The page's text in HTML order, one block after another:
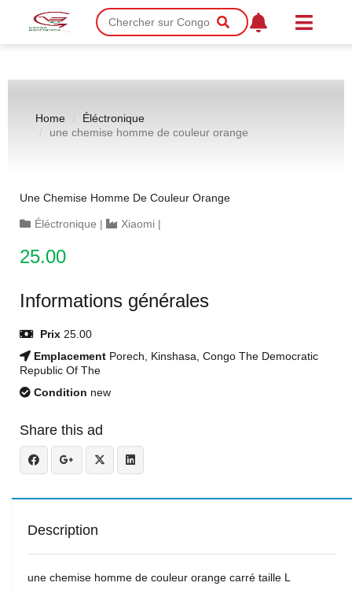
Home
Éléctronique
une chemise homme de couleur orange
Une Chemise Homme De Couleur Orange
Éléctronique | Xiaomi |
25.00
Informations générales
Prix 25.00
Emplacement Porech, Kinshasa, Congo The Democratic
Republic Of The
Condition new
Share this ad
Description
une chemise homme de couleur orange carré taille L